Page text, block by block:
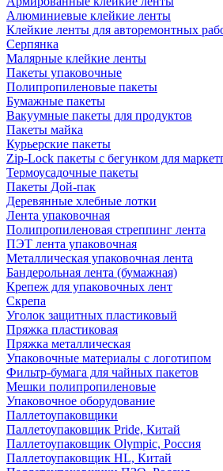
Алюминиевые клейкие ленты
Клейкие ленты для авторемонтных
Серпянка
Малярные клейкие ленты
Пакеты упаковочные
Полипропиленовые пакеты
Бумажные пакеты
Вакуумные пакеты для продуктов
Пакеты майка
Курьерские пакеты
Zip-Lock пакеты с бегунком для
Термоусадочные пакеты
Пакеты Дой-пак
Деревянные хлебные лотки
Лента упаковочная
Полипропиленовая стреппинг лента
ПЭТ лента упаковочная
Металлическая упаковочная лента
Бандерольная лента (бумажная)
Крепеж для упаковочных лент
Скрепа
Уголок защитных пластиковый
Пряжка пластиковая
Пряжка металлическая
Упаковочные материалы с логотипом
Фильтр-бумага для чайных пакетов
Мешки полипропиленовые
Упаковочное оборудование
Паллетоупаковщики
Паллетоупаковщик Pride, Китай
Паллетоупаковщик Olympic, Россия
Паллетоупаковщик HL, Китай